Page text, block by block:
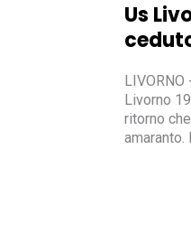
Us
Livorno
ritorno